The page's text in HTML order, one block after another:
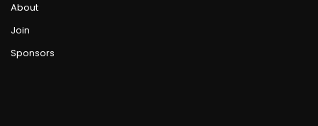
About
Join
Sponsors